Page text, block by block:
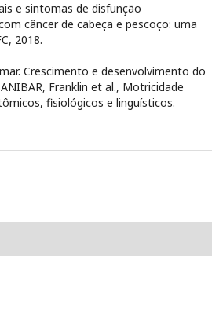
e sintomas de disfunção
câncer de cabeça e pescoço: uma
2018.
Crescimento e desenvolvimento do
Franklin et al., Motricidade
fisiológicos e linguísticos.